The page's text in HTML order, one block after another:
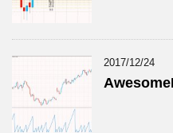
2017/12/24